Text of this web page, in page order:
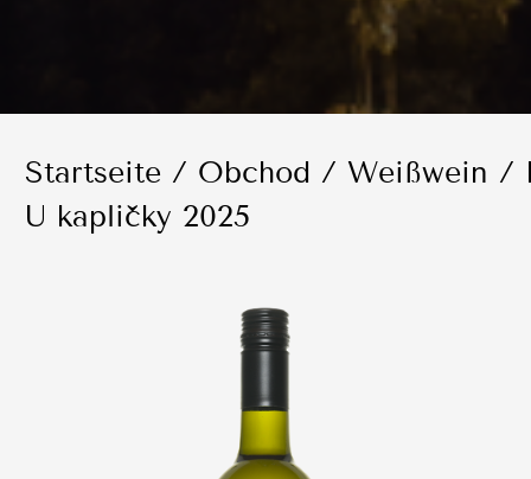
Startseite / Obchod / Weißwein /
U kapličky 2025